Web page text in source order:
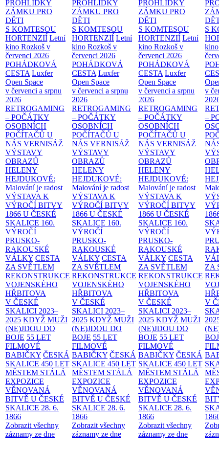
PROHLÍDKY
ZÁMKU PRO
DĚTI
S KOMTESOU
HORTENZIÍ Letní
kino Rozkoš v
červenci 2026
POHÁDKOVÁ
CESTA Luxfer
Open Space
v červenci a srpnu
2026
RETROGAMING
– POČÁTKY
OSOBNÍCH
POČÍTAČŮ U
NÁS VERNISÁŽ
VÝSTAVY
OBRAZŮ
HELENY
HEJDUKOVÉ:
Malování je radost
VÝSTAVA K
VÝROČÍ BITVY
1866 U ČESKÉ
SKALICE 160.
VÝROČÍ
PRUSKO-
RAKOUSKÉ
VÁLKY CESTA
ZA SVĚTLEM
REKONSTRUKCE
VOJENSKÉHO
HŘBITOVA
V ČESKÉ
SKALICI 2023–
2025 KDYŽ MUŽI
(NE)JDOU DO
BOJE 55 LET
FILMOVÉ
BABIČKY ČESKÁ
SKALICE 450 LET
MĚSTEM STÁLÁ
EXPOZICE
VĚNOVANÁ
BITVĚ U ČESKÉ
SKALICE 28. 6.
1866
Zobrazit všechny
záznamy ze dne
PROHLÍDKY
ZÁMKU PRO
DĚTI
S KOMTESOU
HORTENZIÍ Letní
kino Rozkoš v
červenci 2026
POHÁDKOVÁ
CESTA Luxfer
Open Space
v červenci a srpnu
2026
RETROGAMING
– POČÁTKY
OSOBNÍCH
POČÍTAČŮ U
NÁS VERNISÁŽ
VÝSTAVY
OBRAZŮ
HELENY
HEJDUKOVÉ:
Malování je radost
VÝSTAVA K
VÝROČÍ BITVY
1866 U ČESKÉ
SKALICE 160.
VÝROČÍ
PRUSKO-
RAKOUSKÉ
VÁLKY CESTA
ZA SVĚTLEM
REKONSTRUKCE
VOJENSKÉHO
HŘBITOVA
V ČESKÉ
SKALICI 2023–
2025 KDYŽ MUŽI
(NE)JDOU DO
BOJE 55 LET
FILMOVÉ
BABIČKY ČESKÁ
SKALICE 450 LET
MĚSTEM STÁLÁ
EXPOZICE
VĚNOVANÁ
BITVĚ U ČESKÉ
SKALICE 28. 6.
1866
Zobrazit všechny
záznamy ze dne
PROHLÍDKY
ZÁMKU PRO
DĚTI
S KOMTESOU
HORTENZIÍ Letní
kino Rozkoš v
červenci 2026
POHÁDKOVÁ
CESTA Luxfer
Open Space
v červenci a srpnu
2026
RETROGAMING
– POČÁTKY
OSOBNÍCH
POČÍTAČŮ U
NÁS VERNISÁŽ
VÝSTAVY
OBRAZŮ
HELENY
HEJDUKOVÉ:
Malování je radost
VÝSTAVA K
VÝROČÍ BITVY
1866 U ČESKÉ
SKALICE 160.
VÝROČÍ
PRUSKO-
RAKOUSKÉ
VÁLKY CESTA
ZA SVĚTLEM
REKONSTRUKCE
VOJENSKÉHO
HŘBITOVA
V ČESKÉ
SKALICI 2023–
2025 KDYŽ MUŽI
(NE)JDOU DO
BOJE 55 LET
FILMOVÉ
BABIČKY ČESKÁ
SKALICE 450 LET
MĚSTEM STÁLÁ
EXPOZICE
VĚNOVANÁ
BITVĚ U ČESKÉ
SKALICE 28. 6.
1866
Zobrazit všechny
záznamy ze dne
S
v
–
ZA
V